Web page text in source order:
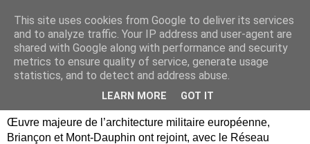
Briançon, Mont-Dauphin,
Vauban Unesco Hautes-
Œuvre majeure de l’architecture militaire européenne,
Briançon et Mont-Dauphin ont rejoint, avec le Réseau
This site uses cookies from Google to deliver its services
and to analyze traffic. Your IP address and user-agent are
shared with Google along with performance and security
metrics to ensure quality of service, generate usage
statistics, and to detect and address abuse.
LEARN MORE GOT IT